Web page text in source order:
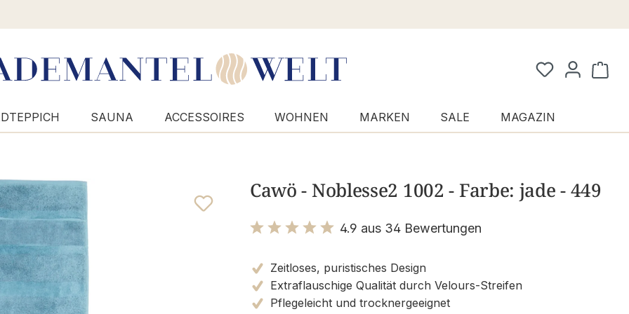
SAUNA ACCESSOIRES WOHNEN MARKEN SALE MAGAZIN
Cawö - Noblesse2 1002 - Farbe: jade - 449
4.9 aus 34 Bewertungen
Zeitloses, puristisches Design
Extraflauschige Qualität durch Velours-Streifen
Pflegeleicht und trocknergeeignet